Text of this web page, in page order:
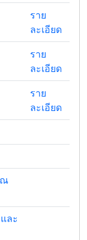
ราย
ละเอียด
ราย
ละเอียด
ราย
ละเอียด
ณ
ละ